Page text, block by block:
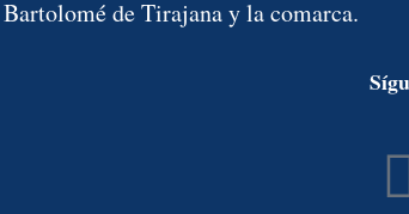
de Tirajana y la comarca.